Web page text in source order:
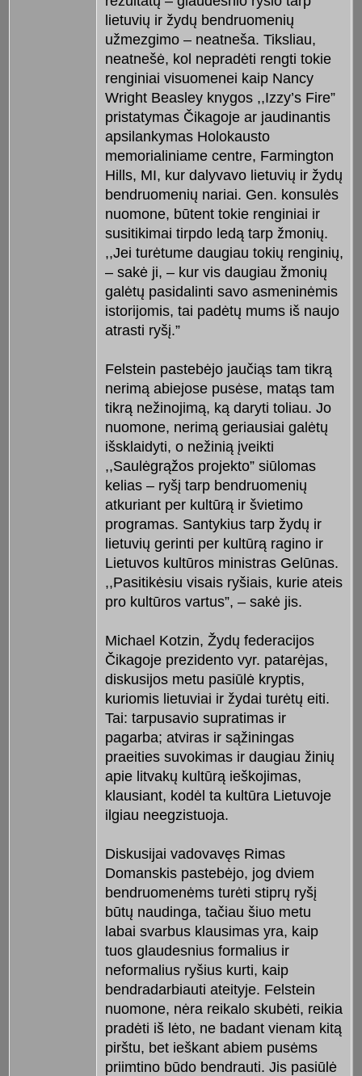
lietuvių ir žydų bendruomenių
užmezgimo – neatneša. Tiksliau,
neatnešė, kol nepradėti rengti tokie
renginiai visuomenei kaip Nancy
Wright Beasley knygos ,,Izzy’s Fire”
pristatymas Čikagoje ar jaudinantis
apsilankymas Holokausto
memorialiniame centre, Farmington
Hills, MI, kur dalyvavo lietuvių ir žydų
bendruomenių nariai. Gen. konsulės
nuomone, būtent tokie renginiai ir
susitikimai tirpdo ledą tarp žmonių.
,,Jei turėtume daugiau tokių renginių,
– sakė ji, – kur vis daugiau žmonių
galėtų pasidalinti savo asmeninėmis
istorijomis, tai padėtų mums iš naujo
atrasti ryšį.”
Felstein pastebėjo jaučiąs tam tikrą
nerimą abiejose pusėse, matąs tam
tikrą nežinojimą, ką daryti toliau. Jo
nuomone, nerimą geriausiai galėtų
išsklaidyti, o nežinią įveikti
,,Saulėgrąžos projekto” siūlomas
kelias – ryšį tarp bendruomenių
atkuriant per kultūrą ir švietimo
programas. Santykius tarp žydų ir
lietuvių gerinti per kultūrą ragino ir
Lietuvos kultūros ministras Gelūnas.
,,Pasitikėsiu visais ryšiais, kurie ateis
pro kultūros vartus”, – sakė jis.
Michael Kotzin, Žydų federacijos
Čikagoje prezidento vyr. patarėjas,
diskusijos metu pasiūlė kryptis,
kuriomis lietuviai ir žydai turėtų eiti.
Tai: tarpusavio supratimas ir
pagarba; atviras ir sąžiningas
praeities suvokimas ir daugiau žinių
apie litvakų kultūrą ieškojimas,
klausiant, kodėl ta kultūra Lietuvoje
ilgiau neegzistuoja.
Diskusijai vadovavęs Rimas
Domanskis pastebėjo, jog dviem
bendruomenėms turėti stiprų ryšį
būtų naudinga, tačiau šiuo metu
labai svarbus klausimas yra, kaip
tuos glaudesnius formalius ir
neformalius ryšius kurti, kaip
bendradarbiauti ateityje. Felstein
nuomone, nėra reikalo skubėti, reikia
pradėti iš lėto, ne badant vienam kitą
pirštu, bet ieškant abiem pusėms
priimtino būdo bendrauti. Jis pasiūlė